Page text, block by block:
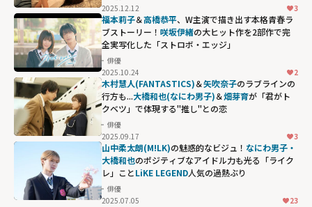
2025.12.12
3
福本莉子＆高橋恭平、W主演で描き出す本格青春ラ
ブストーリー！ 咲坂伊緒の大ヒット作を2部作で完
全実写化した「ストロボ・エッジ」
俳優
2025.10.24
2
木村慧人(FANTASTICS)＆矢吹奈子のラブラインの
行方も...大橋和也(なにわ男子)＆畑芽育が「君がト
クベツ」で体現する"推し"との恋
俳優
2025.09.17
3
山中柔太朗(M!LK)の魅惑的なビジュ！ なにわ男子・
大橋和也のポジティブなアイドル力も光る「ライク
レ」ことLiKE LEGEND人気の過熱ぶり
俳優
2025.07.05
23